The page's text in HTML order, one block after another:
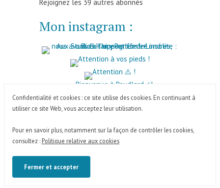
e-
Rejoignez les 39 autres abonnés
Mon instagram :
FACEBOOK INSTAGRAM
Le Tour du Monde en 80 Ans
WordPress.Politique de confidentialité
Confidentialité et cookies : ce site utilise des cookies. En continuant à
utiliser ce site Web, vous acceptez leur utilisation.
Pour en savoir plus, notamment sur la façon de contrôler les cookies,
consultez : Politique relative aux cookies